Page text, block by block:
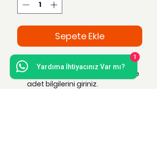
Sepete Ekle
Metrelik Resimler Albümü
Sipariş oluştururken ürün ebat ve
adet bilgilerini giriniz.
Yardıma İhtiyacınız Var mı?
1